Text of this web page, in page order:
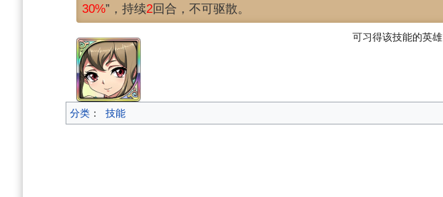
30%”，持续2回合，不可驱散。
可习得该技能的英雄
分类 ： 技能